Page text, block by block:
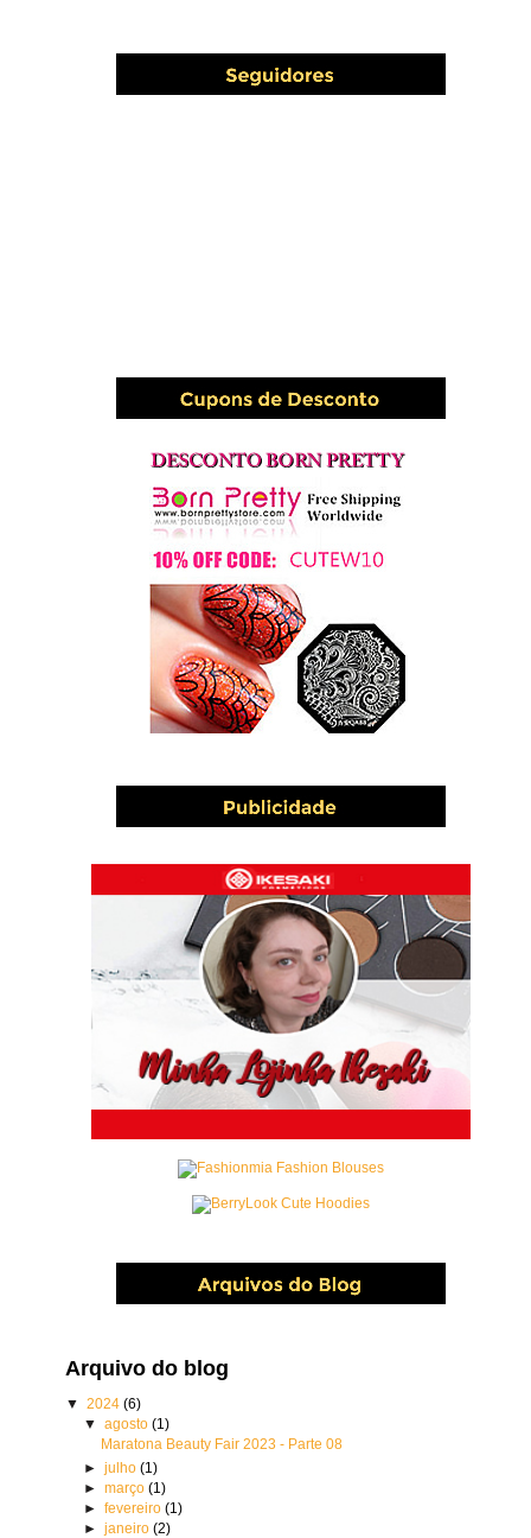
Arquivo do blog
▼2024(6)
▼ agosto (1)
Maratona Beauty Fair 2023 - Parte 08
► julho (1)
► março (1)
► fevereiro (1)
► janeiro (2)